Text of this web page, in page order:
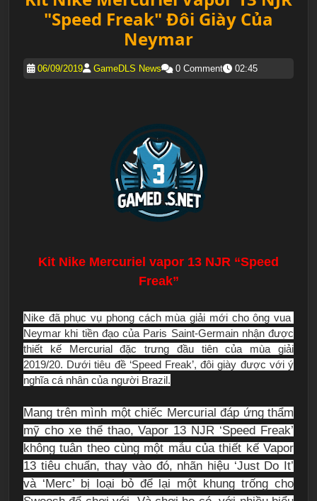
"Speed Freak" Đôi Giày Của
Neymar
06/09/2019 GameDLS News 0 Comment 02:45
Kit Nike Mercuriel vapor 13 NJR “Speed
Freak”
Nike đã phục vụ phong cách mùa giải mới cho ông vua
Neymar khi tiền đạo của Paris Saint-Germain nhận được
thiết kế Mercurial đặc trưng đầu tiên của mùa giải
2019/20. Dưới tiêu đề ‘Speed ​​Freak’, đôi giày được với ý
nghĩa cá nhân của người Brazil.
Mang trên mình một chiếc Mercurial đáp ứng thẩm
mỹ cho xe thể thao, Vapor 13 NJR ‘Speed ​​Freak’
không tuân theo cùng một mẫu của thiết kế Vapor
13 tiêu chuẩn, thay vào đó, nhãn hiệu ‘Just Do It’
và ‘Merc’ bị loại bỏ để lại một khung trống cho